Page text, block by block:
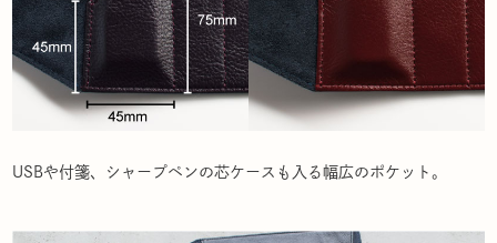
USBや付箋、シャープペンの芯ケースも入る幅広のポケット。